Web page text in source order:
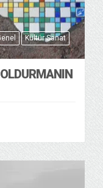
Kültür Sanat